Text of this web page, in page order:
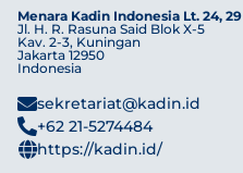
Menara Kadin Indonesia Lt. 24, 29
Jl. H. R. Rasuna Said Blok X-5
Kav. 2-3, Kuningan
Jakarta 12950
Indonesia
sekretariat@kadin.id
+62 21-5274484
https://kadin.id/